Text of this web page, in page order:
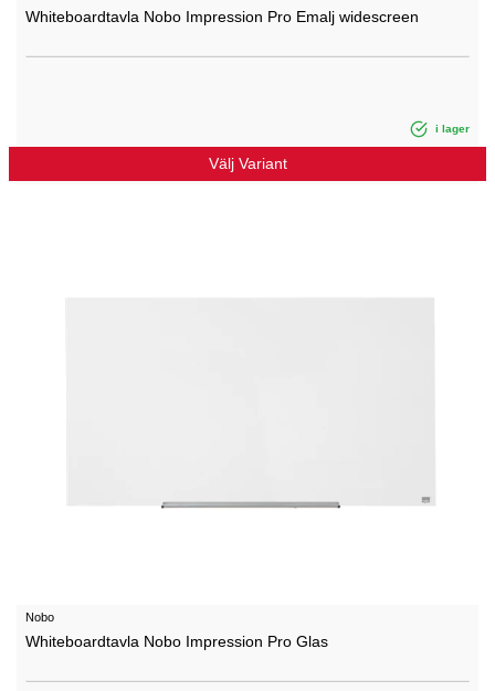
Whiteboardtavla Nobo Impression Pro Emalj widescreen
i lager
Välj Variant
Nobo
Whiteboardtavla Nobo Impression Pro Glas